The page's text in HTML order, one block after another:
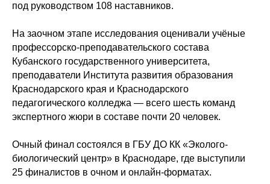
под руководством 108 наставников.
На заочном этапе исследования оценивали учёные
профессорско-преподавательского состава
Кубанского государственного университета,
преподаватели Института развития образования
Краснодарского края и Краснодарского
педагогического колледжа — всего шесть команд
экспертного жюри в составе почти 20 человек.
Очный финал состоялся в ГБУ ДО КК «Эколого-
биологический центр» в Краснодаре, где выступили
25 финалистов в очном и онлайн-форматах.